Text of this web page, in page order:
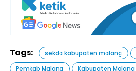
Tags: sekda kabupaten malang
Pemkab Malang
Kabupaten Malang